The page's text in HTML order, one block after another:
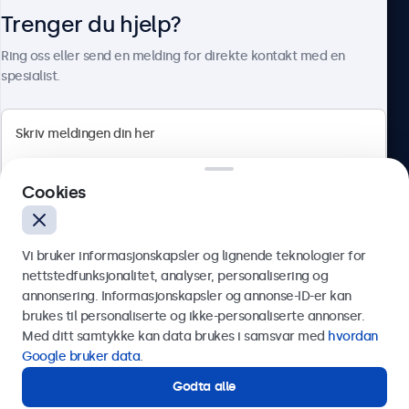
Norsk
Trenger du hjelp?
Ring oss eller send en melding for direkte kontakt med en
spesialist.
Send
Eller ring oss på
Cookies
Vi bruker informasjonskapsler og lignende teknologier for
nettstedfunksjonalitet, analyser, personalisering og
annonsering. Informasjonskapsler og annonse-ID-er kan
brukes til personaliserte og ikke-personaliserte annonser.
Med ditt samtykke kan data brukes i samsvar med hvordan
Google bruker data.
Godta alle